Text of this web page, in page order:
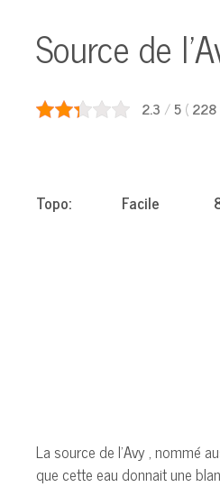
Source de
2.3 /5 ( 228
Topo: Facile 8
La source de l’Avy , nommé
que cette eau donnait une